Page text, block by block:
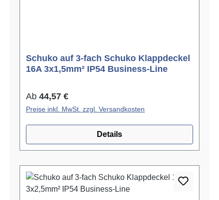
Schuko auf 3-fach Schuko Klappdeckel
16A 3x1,5mm² IP54 Business-Line
Regulärer Preis:
Ab 44,57 €
Preise inkl. MwSt. zzgl. Versandkosten
Details